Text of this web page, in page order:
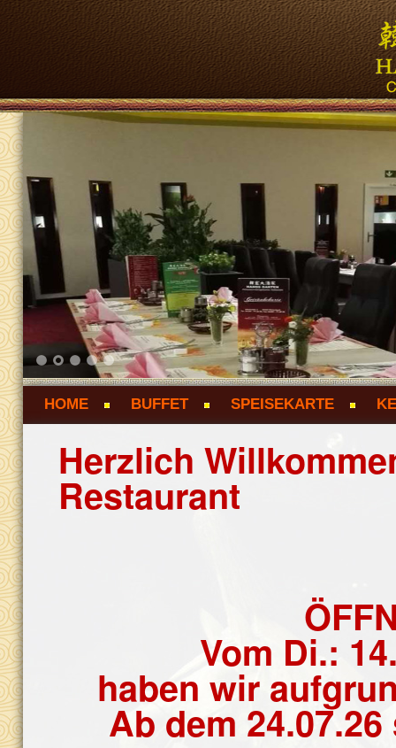
1 2 3 4
5
HOME
BUFFET SPEISEKARTE
Herzlich
Restaurant
Vom Di.:
haben wir
Ab dem